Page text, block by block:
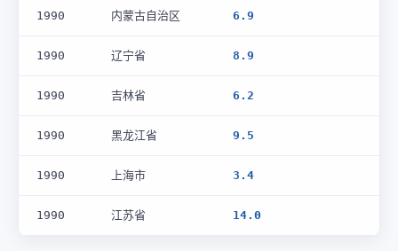
1990 内蒙古自治区 6.9
1990 辽宁省 8.9
1990 吉林省 6.2
1990 黑龙江省 9.5
1990 上海市 3.4
1990 江苏省 14.0